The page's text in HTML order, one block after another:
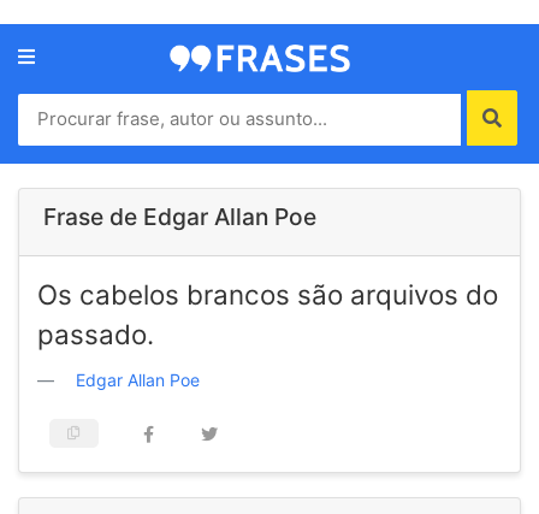
Menu
Home
Autores
de
Frase de Edgar Allan Poe
Os cabelos brancos são arquivos do
passado.
Edgar Allan Poe